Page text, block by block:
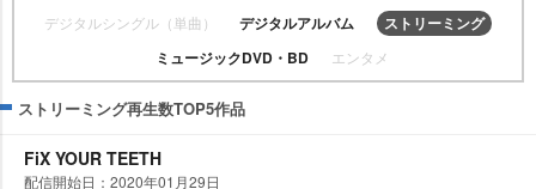
デジタルシングル（単曲） デジタルアルバム
ストリーミング
ミュージックDVD・BD
エンタメ
ストリーミング再生数TOP5作品
FiX YOUR TEETH
配信開始日：2020年01月29日